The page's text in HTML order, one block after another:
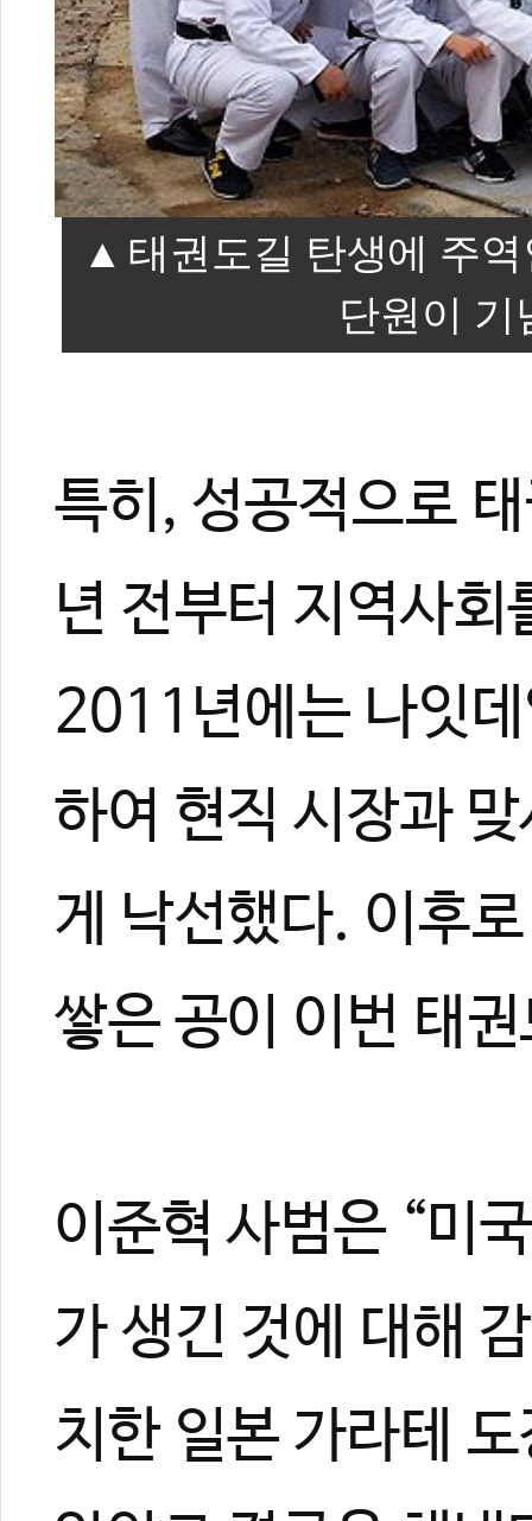
태권도길 탄생에 주
단원이 기
특히, 성공적으로
년 전부터 지역사
2011년에는 나잇
하여 현직 시장과
게 낙선했다. 이후
쌓은 공이 이번 태
이준혁 사범은 “미
가 생긴 것에 대해
치한 일본 가라테
관련 뉴스
[기고] 태권도는